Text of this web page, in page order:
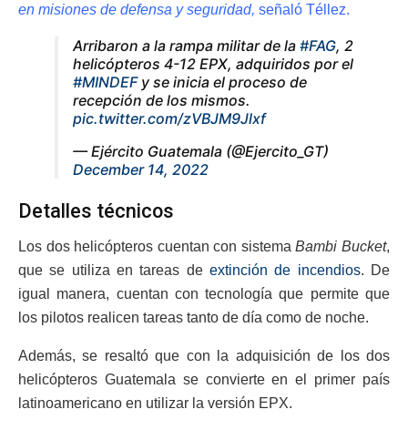
en misiones de defensa y seguridad, señaló Téllez.
Arribaron a la rampa militar de la #FAG, 2
helicópteros 4-12 EPX, adquiridos por el
#MINDEFy se inicia el proceso de
recepción de los mismos.
pic.twitter.com/zVBJM9Jlxf
— Ejército Guatemala (@Ejercito_GT)
December 14, 2022
Detalles técnicos
Los dos helicópteros cuentan con sistemaBambi Bucket,
que se utiliza en tareas de extinción de incendios. De
igual manera, cuentan con tecnología que permite que
los pilotos realicen tareas tanto de día como de noche.
Además, se resaltó que con la adquisición de los dos
helicópteros Guatemala se convierte en el primer país
latinoamericano en utilizar la versión EPX.